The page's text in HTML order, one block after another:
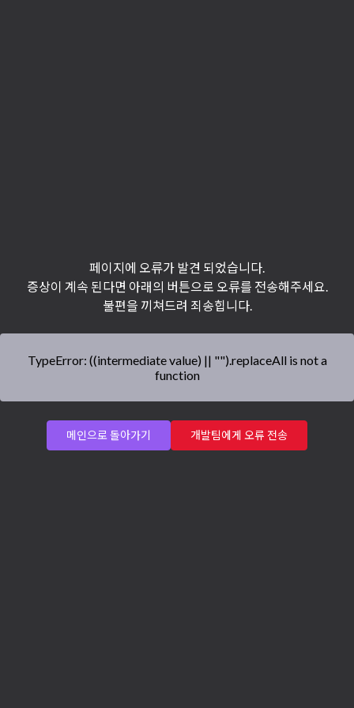
페이지에 오류가 발견 되었습니다.
증상이 계속 된다면 아래의 버튼으로 오류를 전송해주세요.
불편을 끼쳐드려 죄송힙니다.
TypeError: ((intermediate value) || "").replaceAll is not a
function
메인으로 돌아가기 개발팀에게 오류 전송